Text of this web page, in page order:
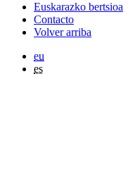
Euskarazko bertsioa
Contacto
Volver arriba
eu
es